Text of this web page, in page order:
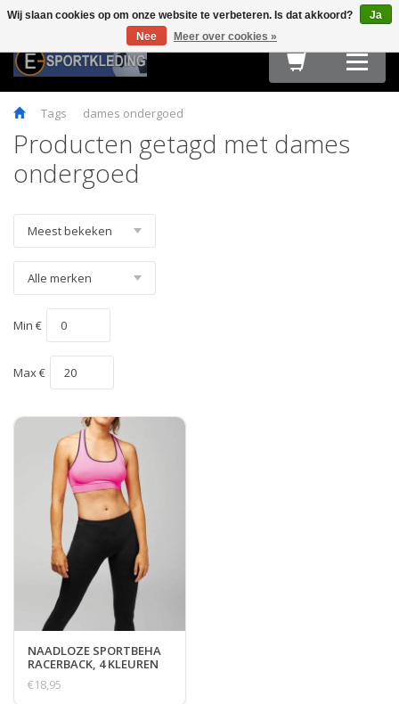
Terug
HARDLOOPKLEDING
Terug
TEAMWEAR
Terug
FIETSKLEDING
Terug
FITNESS
Terug
OUTDOOR
Terug
ACCESSOIRES
Terug
E-SPORT & GAMING
Terug
OBSTACLE RUN & BOOTCAMP
Terug
MAATTABELLEN
Tags dames ondergoed
Producten getagd met dames
ondergoed
Min €
Max €
NAADLOZE SPORTBEHA
RACERBACK, 4 KLEUREN
€18,95
Wij slaan cookies op om onze website te verbeteren. Is dat akkoord?
Ja
Nee
Meer over cookies »